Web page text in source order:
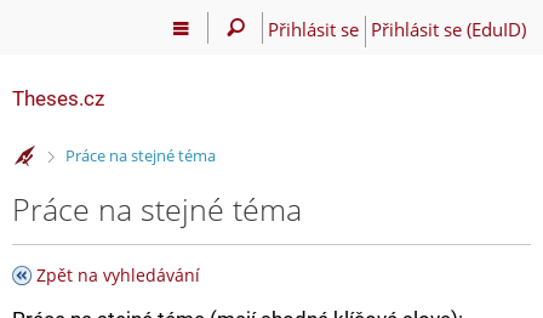
Přihlásit se Přihlásit se (EduID)
Theses.cz
>Práce na stejné téma
Práce na stejné téma
Zpět na vyhledávání